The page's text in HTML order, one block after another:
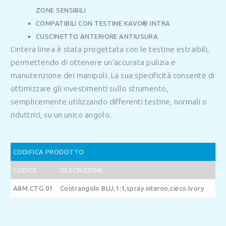
ZONE SENSIBILI
COMPATIBILI CON TESTINE KAVO® INTRA
CUSCINETTO ANTERIORE ANTIUSURA
L’intera linea è stata progettata con le testine estraibili,
permettendo di ottenere un’accurata pulizia e
manutenzione dei manipoli. La sua specificità consente di
ottimizzare gli investimenti sullo strumento,
semplicemente utilizzando differenti testine, normali o
riduttrici, su un unico angolo.
CODIFICA PRODOTTO
CODICE DESCRIZIONE
ABM.CTG.01 Contrangolo BLU,1:1,spray interno,cieco.Ivory